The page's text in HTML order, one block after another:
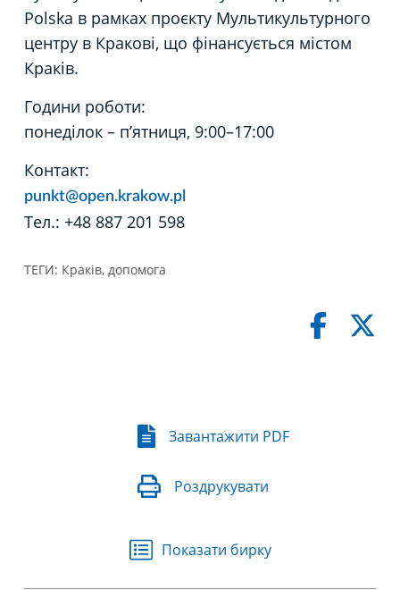
Polska в рамках проєкту Мультикультурного
центру в Кракові, що фінансується містом
Краків.
Години роботи:
понеділок – п’ятниця, 9:00–17:00
Контакт:
punkt@open.krakow.pl
Тел.: +48 887 201 598
ТЕГИ: Краків, допомога
Завантажити PDF
Роздрукувати
Показати бирку